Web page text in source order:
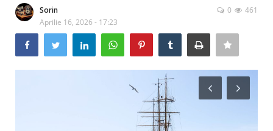
Sport
Cultură/Religie
Timp liber/Sănătate
Sorin
Aprilie 16, 2026 - 17:23
461
0